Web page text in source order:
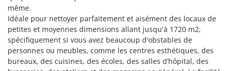
Lieuses électriques pour vignes
M
Machines à pâtes
Eurosystems
F
FAC
Fama Industrie
Famag
même.
Idéale pour nettoyer parfaitement et aisément des locaux de
petites et moyennes dimensions allant jusqu'à 1720 m2,
spécifiquement si vous avez beaucoup d'obstables de
personnes ou meubles, comme les centres esthétiques, des
bureaux, des cuisines, des écoles, des salles d’hôpital, des